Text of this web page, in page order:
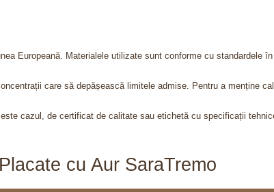
Europeană. Materialele utilizate sunt conforme cu standardele
care să depășească limitele admise. Pentru a menține
cazul, de certificat de calitate sau etichetă cu specificații
cu Aur SaraTremo